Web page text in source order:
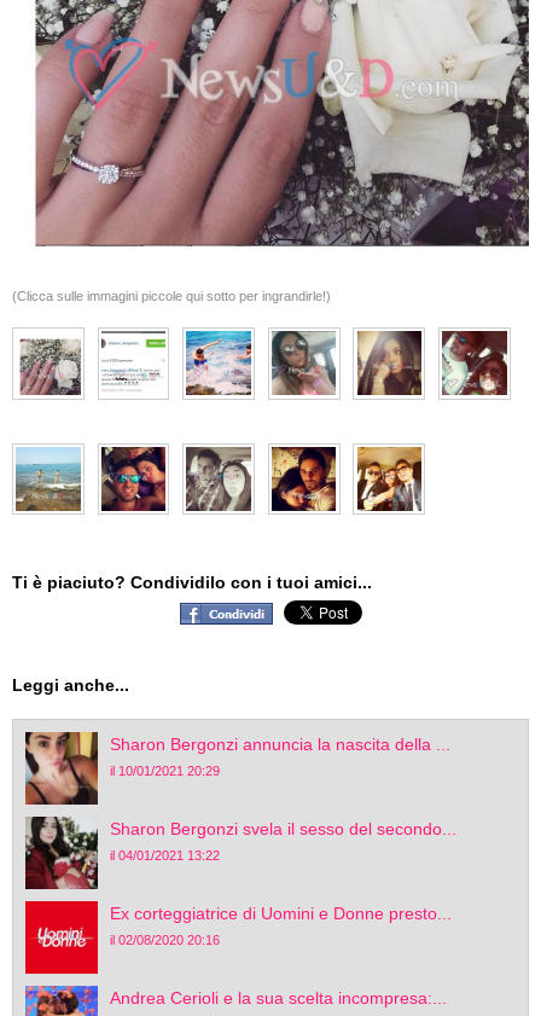
(Clicca sulle immagini piccole qui sotto per ingrandirle!)
Ti è piaciuto? Condividilo con i tuoi amici...
Leggi anche...
Sharon Bergonzi annuncia la nascita della ...
il 10/01/2021 20:29
Sharon Bergonzi svela il sesso del secondo...
il 04/01/2021 13:22
Ex corteggiatrice di Uomini e Donne presto...
il 02/08/2020 20:16
Andrea Cerioli e la sua scelta incompresa:...